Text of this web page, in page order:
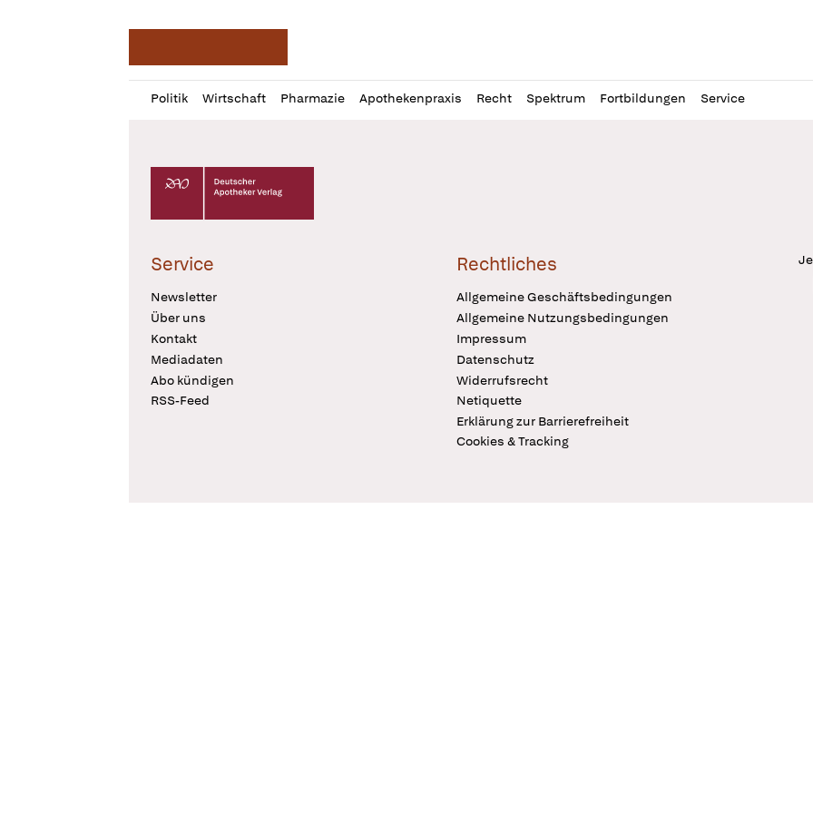
Politik Wirtschaft Pharmazie Apothekenpraxis Recht Spektrum Fortbildungen Service
Profil
öffnen
Daz
Pur
Deutscher Apotheker Verlag Logo
Service
Newsletter
Über uns
Kontakt
Mediadaten
Abo kündigen
RSS-Feed
Rechtliches
Allgemeine Geschäftsbedingungen
Allgemeine Nutzungsbedingungen
Impressum
Datenschutz
Widerrufsrecht
Netiquette
Erklärung zur Barrierefreiheit
Cookies & Tracking